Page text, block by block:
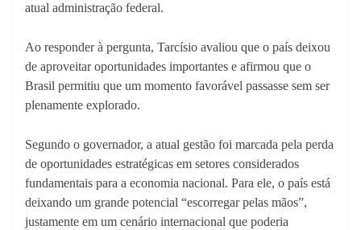
atual administração federal.
Ao responder à pergunta, Tarcísio avaliou que o país deixou
de aproveitar oportunidades importantes e afirmou que o
Brasil permitiu que um momento favorável passasse sem ser
plenamente explorado.
Segundo o governador, a atual gestão foi marcada pela perda
de oportunidades estratégicas em setores considerados
fundamentais para a economia nacional. Para ele, o país está
deixando um grande potencial “escorregar pelas mãos”,
justamente em um cenário internacional que poderia